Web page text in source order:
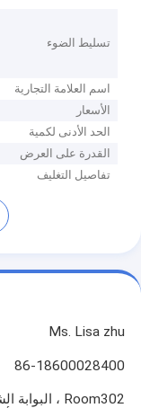
تسليط الضوء
اسم العلامة التجارية
الأسعار
الحد الأدنى لكمية
القدرة على العرض
تفاصيل التغليف
Ms. Lisa zhu
86-18600028400